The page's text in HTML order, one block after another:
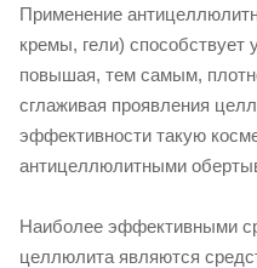
Применение
кремы, гели)
повышая, тем самым,
сглаживая проявления
эффективности такую
антицеллюлитными
Наиболее эффективными
целлюлита являются